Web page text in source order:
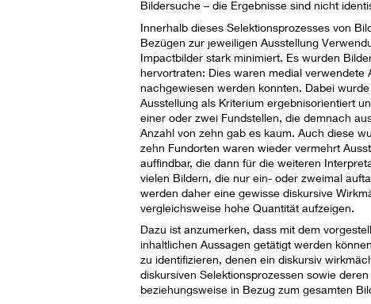
Bildersuche – die Ergebnisse sind nicht
Innerhalb dieses Selektionsprozesses von
Bezügen zur jeweiligen Ausstellung
Impactbilder stark minimiert. Es wurden
hervortraten: Dies waren medial verwendete
nachgewiesen werden konnten. Dabei
Ausstellung als Kriterium ergebnisorientiert
einer oder zwei Fundstellen, die demnach
Anzahl von zehn gab es kaum. Auch diese
zehn Fundorten waren wieder vermehrt
auffindbar, die dann für die weiteren
vielen Bildern, die nur ein- oder zweimal
werden daher eine gewisse diskursive
vergleichsweise hohe Quantität aufzeigen.
Dazu ist anzumerken, dass mit dem
inhaltlichen Aussagen getätigt werden
zu identifizieren, denen ein diskursiv
diskursiven Selektionsprozessen sowie
beziehungsweise in Bezug zum gesamten